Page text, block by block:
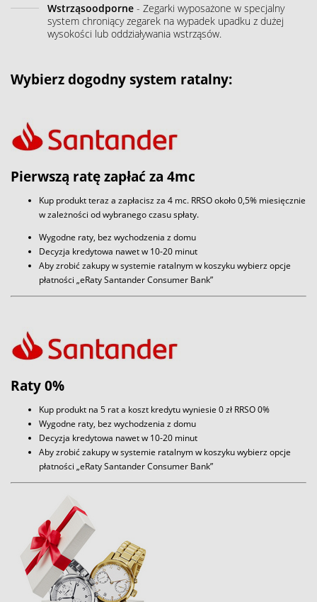
Wstrząsoodporne - Zegarki wyposażone w specjalny
system chroniący zegarek na wypadek upadku z dużej
wysokości lub oddziaływania wstrząsów.
Wybierz dogodny system ratalny:
Pierwszą ratę zapłać za 4mc
Kup produkt teraz a zapłacisz za 4 mc. RRSO około 0,5% miesięcznie
w zależności od wybranego czasu spłaty.
Wygodne raty, bez wychodzenia z domu
Decyzja kredytowa nawet w 10-20 minut
Aby zrobić zakupy w systemie ratalnym w koszyku wybierz opcje
płatności „eRaty Santander Consumer Bank”
Raty 0%
Kup produkt na 5 rat a koszt kredytu wyniesie 0 zł RRSO 0%
Wygodne raty, bez wychodzenia z domu
Decyzja kredytowa nawet w 10-20 minut
Aby zrobić zakupy w systemie ratalnym w koszyku wybierz opcje
płatności „eRaty Santander Consumer Bank”